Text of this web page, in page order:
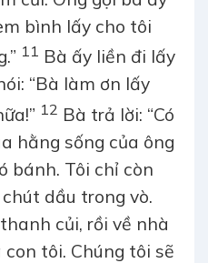
bình lấy cho tôi
11 Bà ấy liền đi lấy
“Bà làm ơn lấy
12 Bà trả lời: “Có
hằng sống của ông
bánh. Tôi chỉ còn
dầu trong vò.
củi, rồi về nhà
tôi. Chúng tôi sẽ